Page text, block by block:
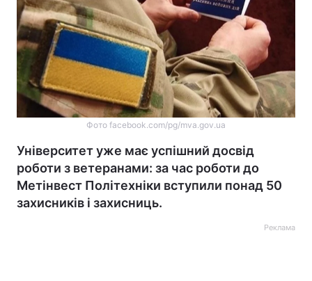
Фото facebook.com/pg/mva.gov.ua
Університет уже має успішний досвід
роботи з ветеранами: за час роботи до
Метінвест Політехніки вступили понад 50
захисників і захисниць.
Реклама